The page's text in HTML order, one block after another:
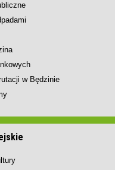
w Będzinie